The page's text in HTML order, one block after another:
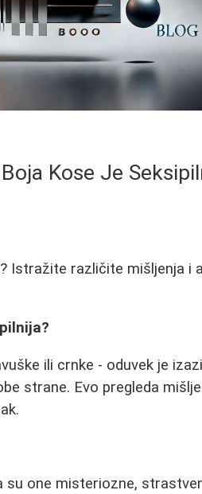
Kose Je
Istražite različite mišljenja i
ili crnke - oduvek je
strane. Evo pregleda
one misteriozne,